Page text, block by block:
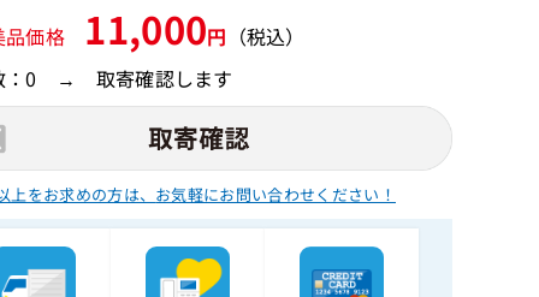
品価格 11,000円 （税込）
：0 → 取寄確認します
上をお求めの方は、 お気軽にお問い合わせください！